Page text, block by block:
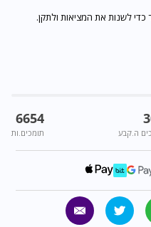
לשנות את המציאות ולתקן.
ה.קבע
6654
תומכים.ות